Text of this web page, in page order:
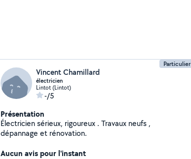
Particulier
Vincent Chamillard
électricien
Lintot (Lintot)
-/5
Présentation
Électricien sérieux, rigoureux . Travaux neufs ,
dépannage et rénovation.
Aucun avis pour l'instant